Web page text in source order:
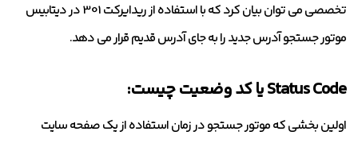
تخصصی می توان بیان کرد که با استفاده از ریدایرکت 301 در دیتابیس
موتور جستجو آدرس جدید را به جای آدرس قدیم قرار می دهد.
Status Code یا کد وضعیت چیست:
اولین بخشی که موتور جستجو در زمان استفاده از یک صفحه سایت